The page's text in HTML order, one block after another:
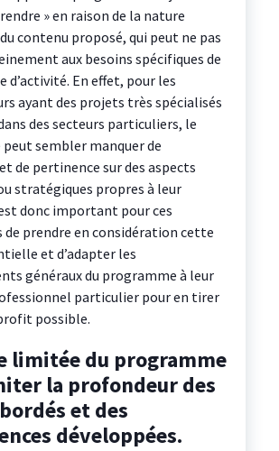
» en raison de la nature
contenu proposé, qui peut ne pas
aux besoins spécifiques de
d’activité. En effet, pour les
ayant des projets très spécialisés
des secteurs particuliers, le
sembler manquer de
de pertinence sur des aspects
stratégiques propres à leur
donc important pour ces
prendre en considération cette
et d’adapter les
généraux du programme à leur
particulier pour en tirer
possible.
limitée du programme
la profondeur des
et des
développées.